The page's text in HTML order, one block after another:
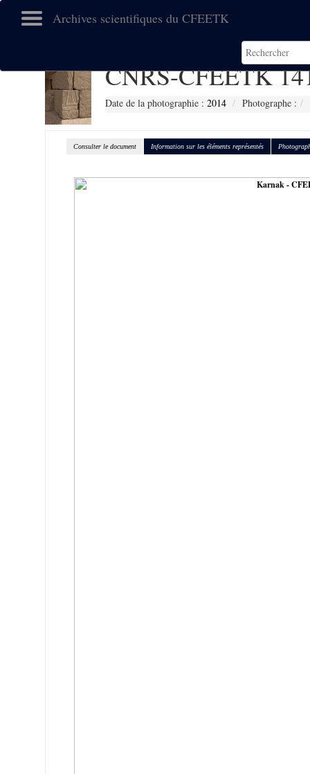
Archives scientifiques du CFEETK
CNRS-CFEETK
Date de la photographie : 2014 Photographe :
Consulter le document Information sur les éléments représentés